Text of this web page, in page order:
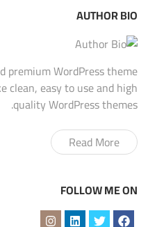
AUTHOR BIO
premium WordPress theme
clean, easy to use and high
quality WordPress themes.
Read More
FOLLOW ME ON